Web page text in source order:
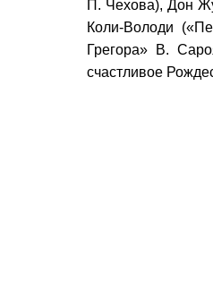
П. Чехова), Дон
Коли-Володи
Грегора» В.
счастливое